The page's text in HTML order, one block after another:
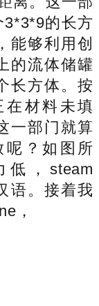
的长方
能够利用创
的流体储罐
长方体。按
在材料未填
一部门就算
？如图所
，steam
语。接着我
，